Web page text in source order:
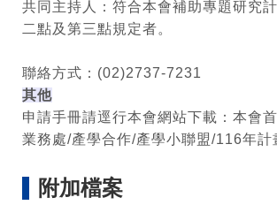
共同主持人：符合本會補助專題研究
二點及第三點規定者。
聯絡方式：(02)2737-7231
其他
申請手冊請逕行本會網站下載：本會
業務處/產學合作/產學小聯盟/116年計
附加檔案